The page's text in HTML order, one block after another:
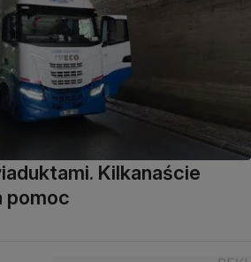
Kilkanaście
pomoc